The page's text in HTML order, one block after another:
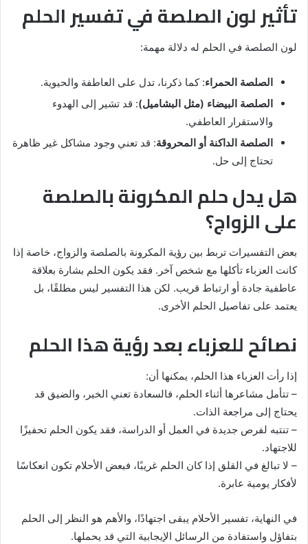
تأثير لون الصلصة في تفسير الحلم
لون الصلصة في الحلم له دلالة مهمة:
الصلصة الحمراء: كما ذكرنا، تدل على العاطفة والحيوية.
الصلصة البيضاء (مثل البشاميل): قد تشير إلى الهدوء
والاستقرار العاطفي.
الصلصة الداكنة أو المحروقة: قد تعني وجود مشاكل غير ظاهرة
تحتاج إلى حل.
هل يدل حلم المكرونة بالصلصة
على الزواج؟
بعض التفسيرات تربط بين رؤية المكرونة بالصلصة والزواج، خاصة إذا
كانت العزباء تأكلها مع شخص آخر. فقد يكون الحلم بشارة بعلاقة
عاطفية جادة أو ارتباط قريب. لكن هذا التفسير ليس مطلقًا، بل
يعتمد على تفاصيل الحلم الأخرى.
نصائح للعزباء بعد رؤية هذا الحلم
إذا رأت العزباء هذا الحلم، يمكنها أن:
– تتأمل مشاعرها أثناء الحلم، فالسعادة تعني الخير، والضيق قد
يحتاج إلى مراجعة الذات.
– تنتبه لفرص جديدة في العمل أو الدراسة، فقد يكون الحلم تحفيزًا
للاجتهاد.
– لا تبالغ في القلق إذا كان الحلم غريبًا، فبعض الأحلام تكون انعكاسًا
لأفكار يومية عابرة.
في النهاية، تفسير الأحلام يبقى اجتهادًا، والأهم هو النظر إلى الحلم
بتفاؤل واستفادة من الرسائل الإيجابية التي قد يحملها.